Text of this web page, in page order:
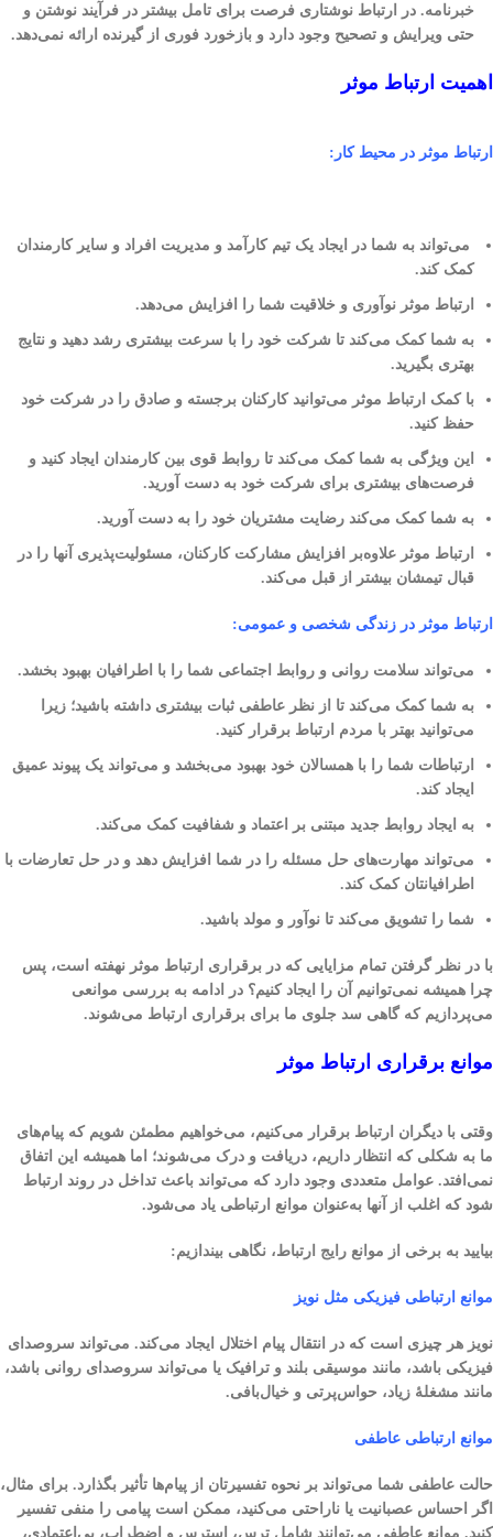
خبرنامه. در ارتباط نوشتاری فرصت برای تامل بیشتر در فرآیند نوشتن و
حتی ویرایش و تصحیح وجود دارد و بازخورد فوری از گیرنده ارائه نمی‌دهد.
اهمیت ارتباط موثر
ارتباط موثر در محیط کار:
می‌تواند به شما در ایجاد یک تیم کارآمد و مدیریت افراد و سایر کارمندان
کمک کند.
ارتباط موثر نوآوری و خلاقیت شما را افزایش می‌دهد.
به شما کمک می‌کند تا شرکت خود را با سرعت بیشتری رشد دهید و نتایج
بهتری بگیرید.
با کمک ارتباط موثر می‌توانید کارکنان برجسته و صادق را در شرکت خود
حفظ کنید.
این ویژگی به شما کمک می‌کند تا روابط قوی بین کارمندان ایجاد کنید و
فرصت‌های بیشتری برای شرکت خود به دست آورید.
به شما کمک می‌کند رضایت مشتریان خود را به دست آورید.
ارتباط موثر علاوه‌بر افزایش مشارکت کارکنان، مسئولیت‌پذیری آنها را در
قبال تیمشان بیشتر از قبل می‌کند.
ارتباط موثر در زندگی شخصی و عمومی:
می‌تواند سلامت روانی و روابط اجتماعی شما را با اطرافیان بهبود بخشد.
به شما کمک می‌کند تا از نظر عاطفی ثبات بیشتری داشته باشید؛ زیرا
می‌توانید بهتر با مردم ارتباط برقرار کنید.
ارتباطات شما را با همسالان خود بهبود می‌بخشد و می‌تواند یک پیوند عمیق
ایجاد کند.
به ایجاد روابط جدید مبتنی بر اعتماد و شفافیت کمک می‌کند.
می‌تواند مهارت‌های حل مسئله را در شما افزایش دهد و در حل تعارضات با
اطرافیانتان کمک کند.
شما را تشویق می‌کند تا نوآور و مولد باشید.
با در نظر گرفتن تمام مزایایی که در برقراری ارتباط موثر نهفته است، پس
چرا همیشه نمی‌توانیم آن را ایجاد کنیم؟ در ادامه به بررسی موانعی
می‌پردازیم که گاهی سد جلوی ما برای برقراری ارتباط می‌شوند.
موانع برقراری ارتباط موثر
وقتی با دیگران ارتباط برقرار می‌کنیم، می‌خواهیم مطمئن شویم که پیام‌های
ما به شکلی که انتظار داریم، دریافت و درک می‌شوند؛ اما همیشه این اتفاق
نمی‌افتد. عوامل متعددی وجود دارد که می‌تواند باعث تداخل در روند ارتباط
شود که اغلب از آنها به‌عنوان موانع ارتباطی یاد می‌شود.
بیایید به برخی از موانع رایج ارتباط، نگاهی بیندازیم:
موانع ارتباطی فیزیکی مثل نویز
نویز هر چیزی است که در انتقال پیام اختلال ایجاد می‌کند. می‌تواند سرو‌صدای
فیزیکی باشد، مانند موسیقی بلند و ترافیک یا می‌تواند سروصدای روانی باشد،
مانند مشغلهٔ زیاد، حواس‌پرتی و خیال‌بافی.
موانع ارتباطی عاطفی
حالت عاطفی شما می‌تواند بر نحوه تفسیرتان از پیام‌ها تأثیر بگذارد. برای مثال،
اگر احساس عصبانیت یا ناراحتی می‌کنید، ممکن است پیامی را منفی تفسیر
کنید. موانع عاطفی می‌توانند شامل ترس، استرس و اضطراب، بی‌اعتمادی،